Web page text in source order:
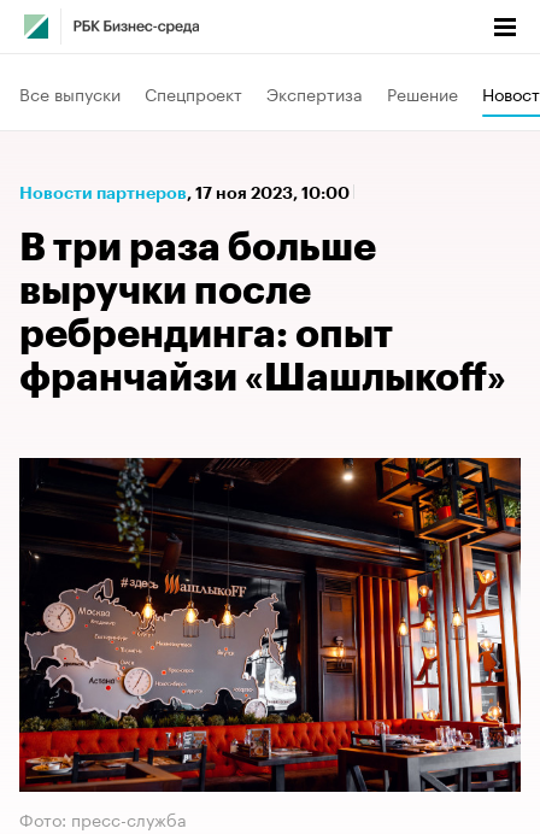
Все выпуски Спецпроект Экспертиза Решение
Новости партнеров⁠, 17 ноя 2023, 10:00
В три раза больше
выручки после
ребрендинга: опыт
франчайзи «Шашлыкоff»
Фото: пресс-служба